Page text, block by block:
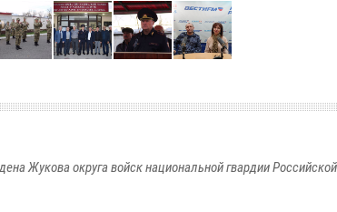
Жукова округа войск национальной гвардии